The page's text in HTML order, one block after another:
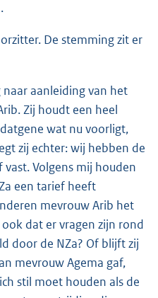
De stemming zit er
aanleiding van het
Zij houdt een heel
wat nu voorligt,
zij echter: wij hebben de
Volgens mij houden
een tarief heeft
mevrouw Arib het
dat er vragen zijn rond
door de NZa? Of blijft zij
mevrouw Agema gaf,
stil moet houden als de